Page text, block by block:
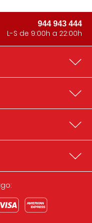
944 943 444
L-S de 9:00h a 22:00h